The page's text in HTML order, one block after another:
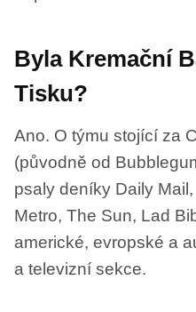
Byla Kremační
Tisku?
Ano. O týmu stojící za
(původně od
psaly deníky Daily
Metro, The Sun, Lad
americké, evropské a
a televizní sekce.